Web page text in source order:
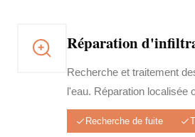
Réparation
Recherche et traitement
l'eau. Réparation localisée
Recherche de fuite